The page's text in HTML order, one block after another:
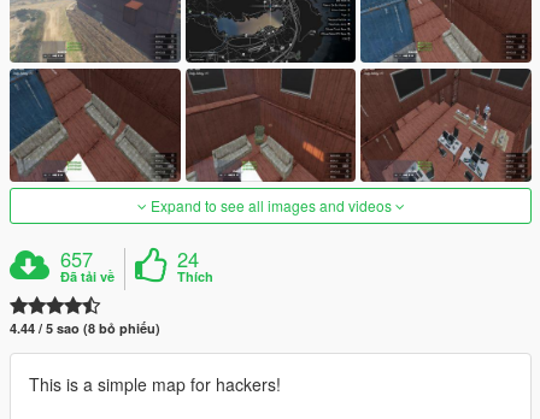
Expand to see all images and videos
657
Đã tải về
24
Thích
4.44 / 5 sao (8 bỏ phiếu)
This is a simple map for hackers!